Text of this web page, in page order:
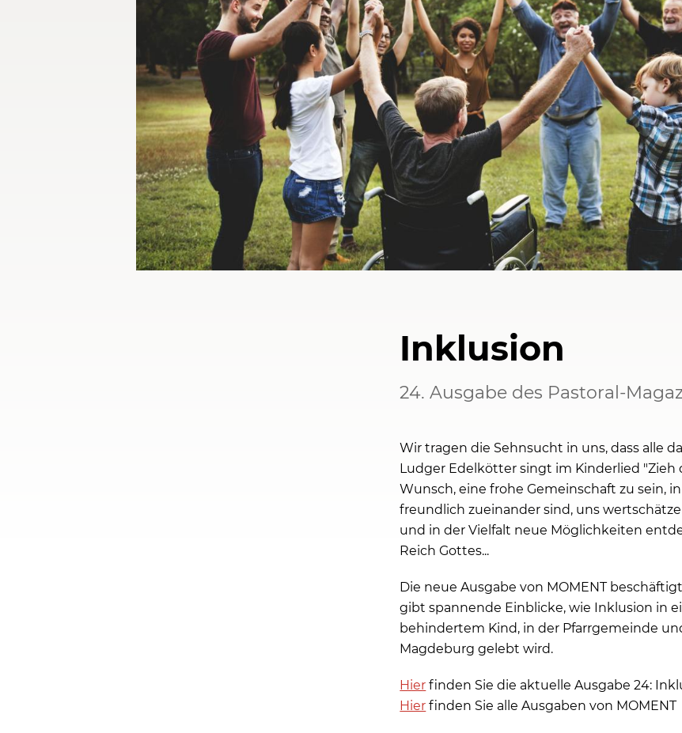
Inklusion
24. Ausgabe des Pastoral-
Wir tragen die Sehnsucht in uns, dass alle
Ludger Edelkötter singt im Kinderlied "Zieh
Wunsch, eine frohe Gemeinschaft zu sein,
freundlich zueinander sind, uns
und in der Vielfalt neue Möglichkeiten
Reich Gottes...
Die neue Ausgabe von MOMENT
gibt spannende Einblicke, wie Inklusion in
behindertem Kind, in der Pfarrgemeinde
Magdeburg gelebt wird.
Hier finden Sie die aktuelle Ausgabe 24:
Hier finden Sie alle Ausgaben von MOMENT